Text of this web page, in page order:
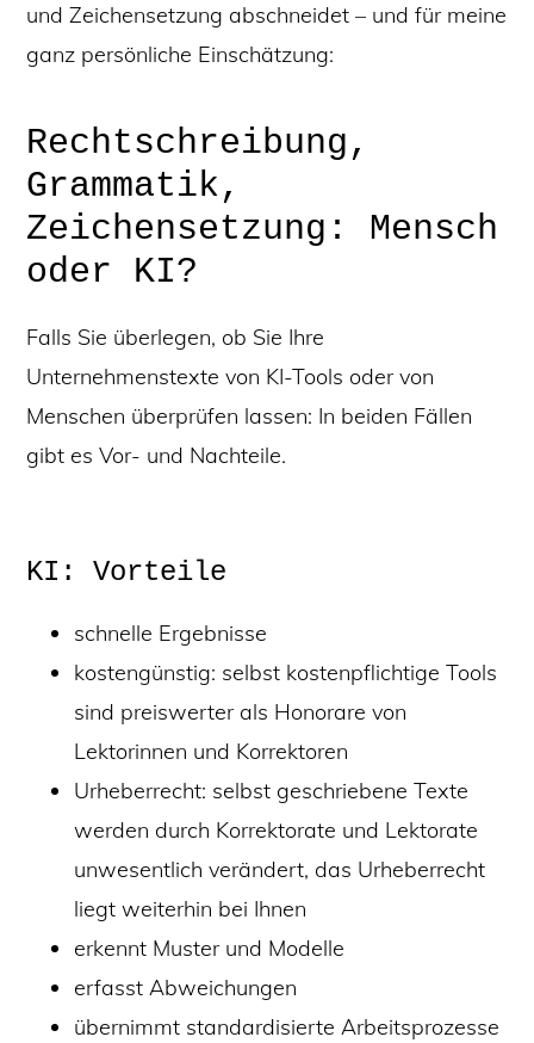
und Zeichensetzung abschneidet – und für meine
ganz persönliche Einschätzung:
Rechtschreibung,
Grammatik,
Zeichensetzung: Mensch
oder KI?
Falls Sie überlegen, ob Sie Ihre
Unternehmenstexte von KI-Tools oder von
Menschen überprüfen lassen: In beiden Fällen
gibt es Vor- und Nachteile.
KI: Vorteile
schnelle Ergebnisse
kostengünstig: selbst kostenpflichtige Tools
sind preiswerter als Honorare von
Lektorinnen und Korrektoren
Urheberrecht: selbst geschriebene Texte
werden durch Korrektorate und Lektorate
unwesentlich verändert, das Urheberrecht
liegt weiterhin bei Ihnen
erkennt Muster und Modelle
erfasst Abweichungen
übernimmt standardisierte Arbeitsprozesse